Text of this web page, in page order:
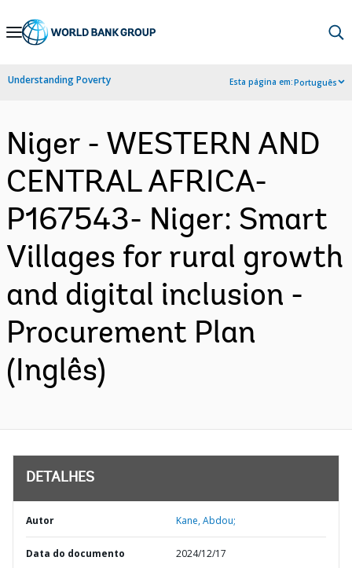
Skip
Navigation
Understanding Poverty Esta página em:Português
Niger - WESTERN AND
CENTRAL AFRICA-
P167543- Niger: Smart
Villages for rural growth
and digital inclusion -
Procurement Plan
(Inglês)
DETALHES
Autor Kane, Abdou;
Data do documento 2024/12/17